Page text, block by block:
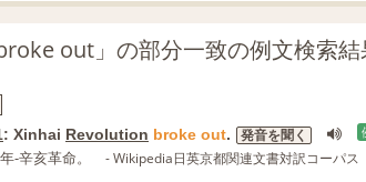
broke out」の部分一致の例文検索結
: Xinhai Revolution broke out. 発音を聞く
-辛亥革命。 - Wikipedia日英京都関連文書対訳コーパス